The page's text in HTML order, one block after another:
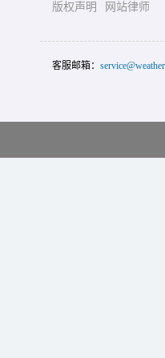
版权声明
网站律师
客服邮箱：